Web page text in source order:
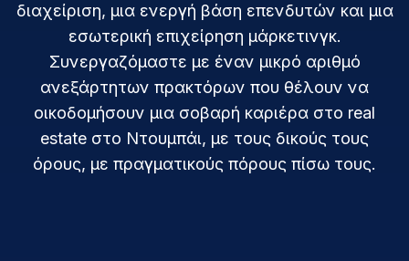
διαχείριση, μια ενεργή βάση επενδυτών και μια
εσωτερική επιχείρηση μάρκετινγκ.
Συνεργαζόμαστε με έναν μικρό αριθμό
ανεξάρτητων πρακτόρων που θέλουν να
οικοδομήσουν μια σοβαρή καριέρα στο real
estate στο Ντουμπάι, με τους δικούς τους
όρους, με πραγματικούς πόρους πίσω τους.